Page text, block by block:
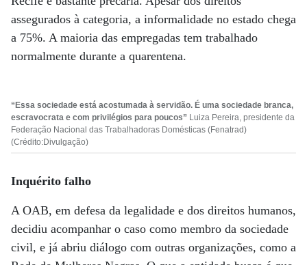
assegurados à categoria, a informalidade no estado chega
a 75%. A maioria das empregadas tem trabalhado
normalmente durante a quarentena.
“Essa sociedade está acostumada à servidão. É uma sociedade branca,
escravocrata e com privilégios para poucos” Luiza Pereira, presidente da
Federação Nacional das Trabalhadoras Domésticas (Fenatrad)
(Crédito:Divulgação)
Inquérito falho
A OAB, em defesa da legalidade e dos direitos humanos,
decidiu acompanhar o caso como membro da sociedade
civil, e já abriu diálogo com outras organizações, como a